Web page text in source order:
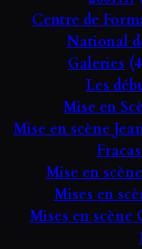
Centre de
National
Galeries
Les
Mise en
Mise en scène
Mise en
Mises en
Mises en